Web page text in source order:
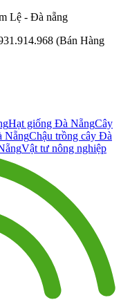
Lệ - Đà nẵng
(Bán Hàng
Hạt giống Đà NẵngCây
NẵngChậu trồng cây Đà
Vật tư nông nghiệp